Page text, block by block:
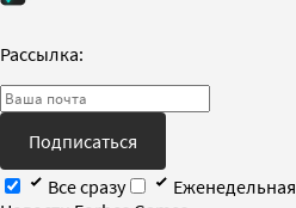
Рассылка:
Подписаться
Все сразу
Еженедельная